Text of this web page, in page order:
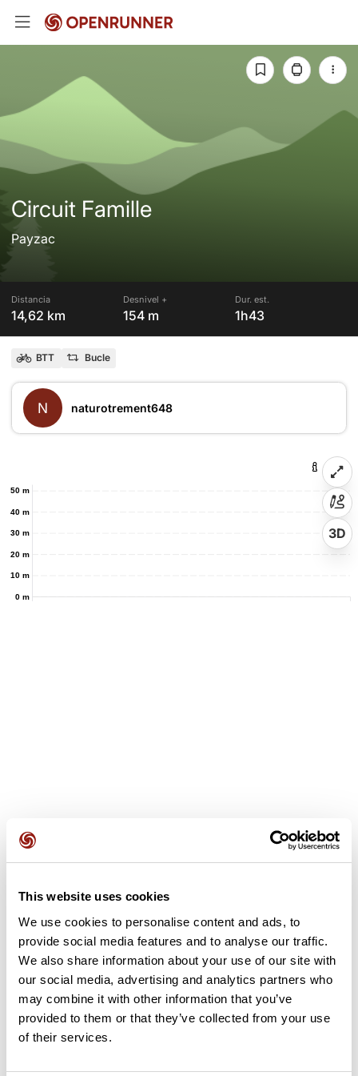
This website uses cookies
We use cookies to personalise content and ads, to
provide social media features and to analyse our traffic.
We also share information about your use of our site with
our social media, advertising and analytics partners who
may combine it with other information that you’ve
provided to them or that they’ve collected from your use
of their services.
Circuit Famille
Payzac
Distancia
14,62 km
Desnivel +
154 m
Dur. est.
1h43
BTT Bucle
N naturotrement648
0 m
10 m
20 m
30 m
40 m
50 m
3D
completado? ¡Deja la primera opinión!
Añadir una opinión
Resumen